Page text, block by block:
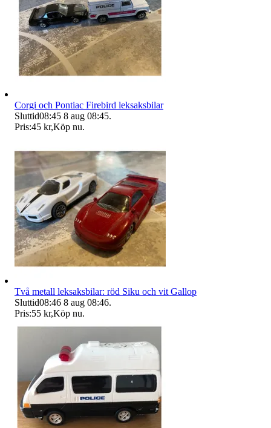
Corgi och Pontiac Firebird leksaksbilar
Sluttid08:45 8 aug 08:45.
Pris:45 kr,Köp nu.
Två metall leksaksbilar: röd Siku och vit Gallop
Sluttid08:46 8 aug 08:46.
Pris:55 kr,Köp nu.